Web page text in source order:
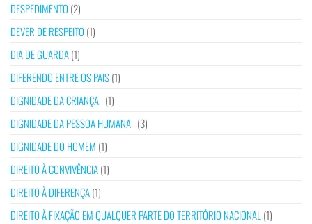
DESPEDIMENTO (2)
DEVER DE RESPEITO (1)
DIA DE GUARDA(1)
DIFERENDO ENTRE OS PAIS(1)
DIGNIDADE DA CRIANÇA (1)
DIGNIDADE DA PESSOA HUMANA (3)
DIGNIDADE DO HOMEM (1)
DIREITO À CONVIVÊNCIA(1)
DIREITO À DIFERENÇA(1)
DIREITO À FIXAÇÃO EM QUALQUER PARTE DO TERRITÓRIO NACIONAL (1)